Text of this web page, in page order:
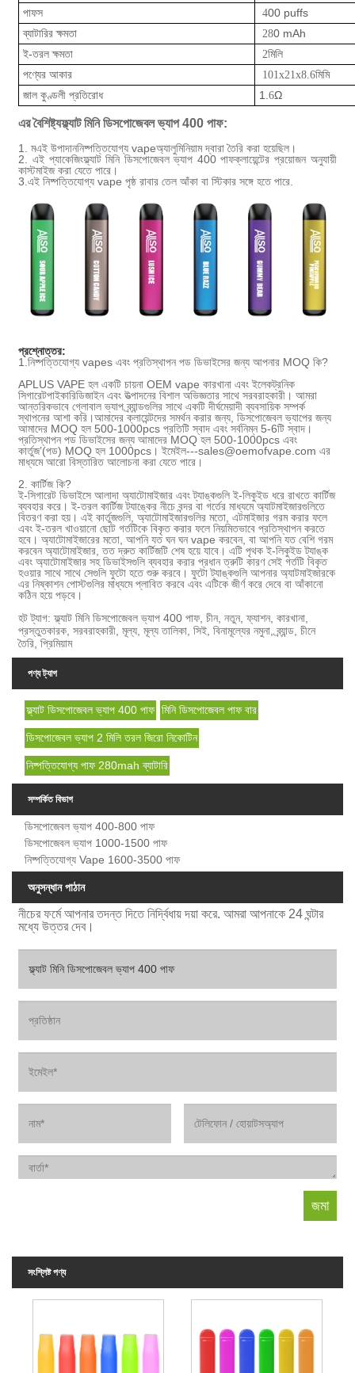
পাফস 400 puffs
ব্যাটারির ক্ষমতা
280 mAh
ই-তরল ক্ষমতা
2মিলি
পণ্যের আকার
101x21x8.6মিমি
জাল কুণ্ডলী প্রতিরোধ
1.6Ω
এর বৈশিষ্ট্যফ্ল্যাট মিনি ডিসপোজেবল ভ্যাপ 400 পাফ:
1. মএই উপাদাননিষ্পত্তিযোগ্য vapeঅ্যালুমিনিয়াম দ্বারা তৈরি করা হয়েছিল।
2. এই প্যাকেজিংফ্ল্যাট মিনি ডিসপোজেবল ভ্যাপ 400 পাফক্লায়েন্টের প্রয়োজন অনুযায়ী
কাস্টমাইজ করা যেতে পারে।
3.এই নিষ্পত্তিযোগ্য vape পৃষ্ঠ রাবার তেল আঁকা বা স্টিকার সঙ্গে হতে পারে.
প্রশ্নোত্তর:
1.নিষ্পত্তিযোগ্য vapes এবং প্রতিস্থাপন পড ডিভাইসের জন্য আপনার MOQ কি?
APLUS VAPE হল একটি চায়না OEM vape কারখানা এবং ইলেকট্রনিক
সিগারেটপাইকারিডিজাইন এবং উত্পাদনের বিশাল অভিজ্ঞতার সাথে সরবরাহকারী। আমরা
আন্তরিকভাবে গ্লোবাল ভ্যাপ ব্র্যান্ডগুলির সাথে একটি দীর্ঘমেয়াদী ব্যবসায়িক সম্পর্ক
স্থাপনের আশা করি।আমাদের ক্লায়েন্টদের সমর্থন করার জন্য, ডিসপোজেবল ভ্যাপের জন্য
আমাদের MOQ হল 500-1000pcs প্রতিটি স্বাদ এবং সর্বনিম্ন 5-6টি স্বাদ।
প্রতিস্থাপন পড ডিভাইসের জন্য আমাদের MOQ হল 500-1000pcs এবং
কার্তুজ’(পড) MOQ হল 1000pcs। ইমেইল---sales@oemofvape.com এর
মাধ্যমে আরো বিস্তারিত আলোচনা করা যেতে পারে।
2. কার্টিজ কি?
ই-সিগারেট ডিভাইসে আলাদা অ্যাটোমাইজার এবং ট্যাঙ্কগুলি ই-লিকুইড ধরে রাখতে কার্টিজ
ব্যবহার করে। ই-তরল কার্টিজ ট্যাঙ্কের নীচে বন্দর বা গর্তের মাধ্যমে অ্যাটমাইজারগুলিতে
বিতরণ করা হয়। এই কার্তুজগুলি, অ্যাটোমাইজারগুলির মতো, এটমাইজার গরম করার ফলে
এবং ই-তরল খাওয়ানো ছোট গর্তটিকে বিকৃত করার ফলে নিয়মিতভাবে প্রতিস্থাপন করতে
হবে। অ্যাটোমাইজারের মতো, আপনি যত ঘন ঘন vape করবেন, বা আপনি যত বেশি গরম
করবেন অ্যাটোমাইজার, তত দ্রুত কার্টিজটি শেষ হয়ে যাবে। এটি পৃথক ই-লিকুইড ট্যাঙ্ক
এবং অ্যাটোমাইজার সহ ডিভাইসগুলি ব্যবহার করার প্রধান ত্রুটি কারণ সেই গর্তটি বিকৃত
হওয়ার সাথে সাথে সেগুলি ফুটো হতে শুরু করবে। ফুটো ট্যাঙ্কগুলি আপনার অ্যাটমাইজারকে
এর নিষ্কাশন পোস্টগুলির মাধ্যমে প্লাবিত করবে এবং এটিকে জীর্ণ করে দেবে বা আঁকানো
কঠিন হয়ে পড়বে।
হট ট্যাগ: ফ্ল্যাট মিনি ডিসপোজেবল ভ্যাপ 400 পাফ, চীন, নতুন, ফ্যাশন, কারখানা,
প্রস্তুতকারক, সরবরাহকারী, মূল্য, মূল্য তালিকা, সিই, বিনামূল্যের নমুনা, ব্র্যান্ড, চীনে
তৈরি, প্রিমিয়াম
পণ্য ট্যাগ
ফ্ল্যাট ডিসপোজেবল ভ্যাপ 400 পাফ মিনি ডিসপোজেবল পাফ বার
ডিসপোজেবল ভ্যাপ 2 মিলি তরল জিরো নিকোটিন
নিষ্পত্তিযোগ্য পাফ 280mah ব্যাটারি
সম্পর্কিত বিভাগ
ডিসপোজেবল ভ্যাপ 400-800 পাফ
ডিসপোজেবল ভ্যাপ 1000-1500 পাফ
নিষ্পত্তিযোগ্য Vape 1600-3500 পাফ
অনুসন্ধান পাঠান
নীচের ফর্মে আপনার তদন্ত দিতে নির্দ্বিধায় দয়া করে. আমরা আপনাকে 24 ঘন্টার
মধ্যে উত্তর দেব।
সংশ্লিষ্ট পণ্য